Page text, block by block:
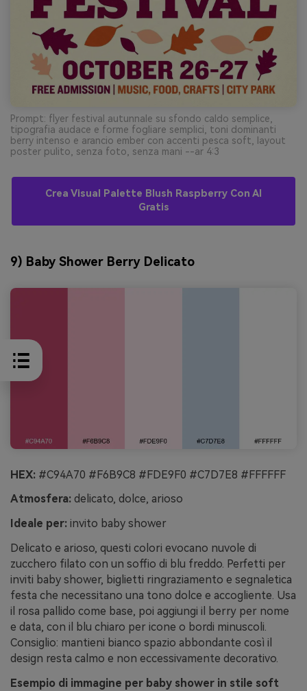
Prompt: flyer festival autunnale su sfondo caldo semplice,
tipografia audace e forme fogliare semplici, toni dominanti
berry intenso e arancio ember con accenti pesca soft, layout
poster pulito, senza foto, senza mani --ar 4:3
Crea Visual Palette Blush Raspberry Con AI
Gratis
9) Baby Shower Berry Delicato
HEX: #C94A70 #F6B9C8 #FDE9F0 #C7D7E8 #FFFFFF
Atmosfera: delicato, dolce, arioso
Ideale per: invito baby shower
Delicato e arioso, questi colori evocano nuvole di
zucchero filato con un soffio di blu freddo. Perfetti per
inviti baby shower, biglietti ringraziamento e segnaletica
festa che necessitano una tono dolce e accogliente. Usa
il rosa pallido come base, poi aggiungi il berry per nome
e data, con il blu chiaro per icone o bordi minuscoli.
Consiglio: mantieni bianco spazio abbondante così il
design resta calmo e non eccessivamente decorativo.
Esempio di immagine per baby shower in stile soft